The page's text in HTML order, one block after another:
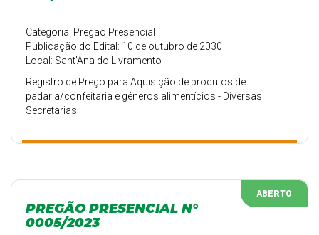
Categoria: Pregao Presencial
Publicação do Edital: 10 de outubro de 2030
Local: Sant'Ana do Livramento
Registro de Preço para Aquisição de produtos de
padaria/confeitaria e gêneros alimentícios - Diversas
Secretarias
ABERTO
PREGÃO PRESENCIAL N°
0005/2023